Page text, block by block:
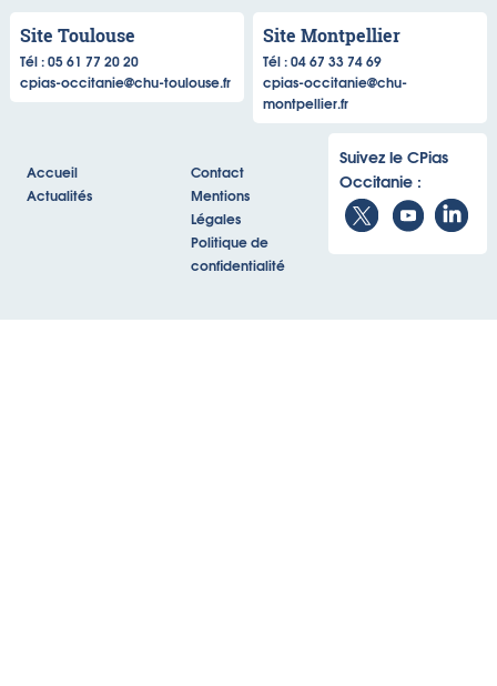
Site Toulouse
Tél : 05 61 77 20 20
cpias-occitanie@chu-toulouse.fr
Site Montpellier
Tél : 04 67 33 74 69
cpias-occitanie@chu-
montpellier.fr
Accueil
Actualités
Contact
Mentions
Légales
Politique de
confidentialité
Suivez le CPias
Occitanie :